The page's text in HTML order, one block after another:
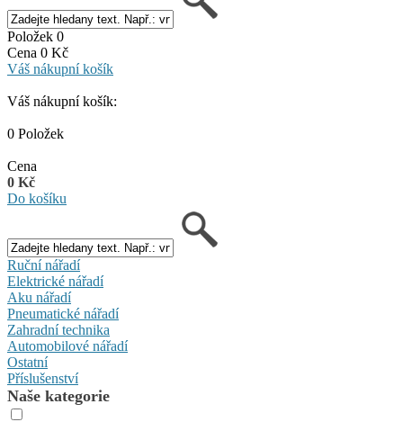
Položek 0
Cena 0 Kč
Váš nákupní košík
Váš nákupní košík:
0 Položek
Cena
0 Kč
Do košíku
Ruční nářadí
Elektrické nářadí
Aku nářadí
Pneumatické nářadí
Zahradní technika
Automobilové nářadí
Ostatní
Příslušenství
Naše kategorie